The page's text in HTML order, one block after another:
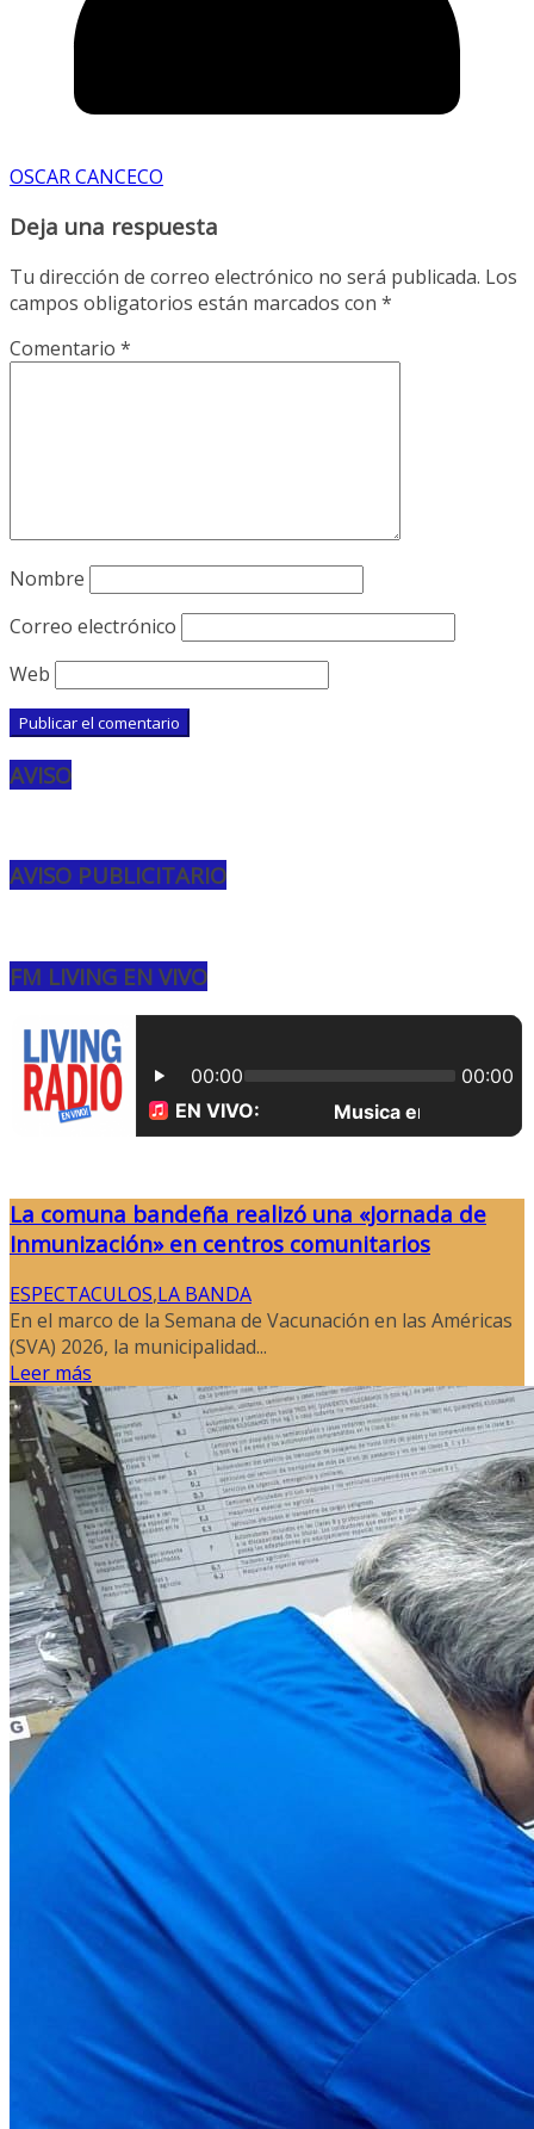
OSCAR CANCECO
Deja una respuesta
Tu dirección de correo electrónico no será publicada. Los
campos obligatorios están marcados con *
Comentario *
Nombre
Correo electrónico
Web
AVISO
AVISO PUBLICITARIO
FM LIVING EN VIVO
La comuna bandeña realizó una «Jornada de
Inmunización» en centros comunitarios
ESPECTACULOS,LA BANDA
En el marco de la Semana de Vacunación en las Américas
(SVA) 2026, la municipalidad...
Leer más